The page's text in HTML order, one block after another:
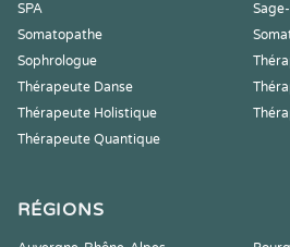
SPA
Somatopathe
Sophrologue
Thérapeute Danse
Thérapeute Holistique
Thérapeute Quantique
RÉGIONS